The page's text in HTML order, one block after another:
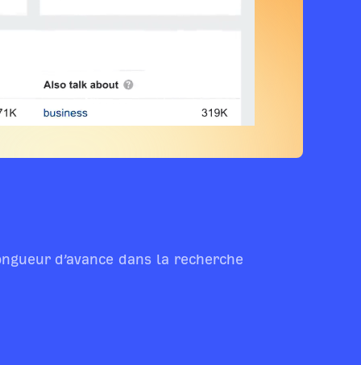
d’avance dans la recherche